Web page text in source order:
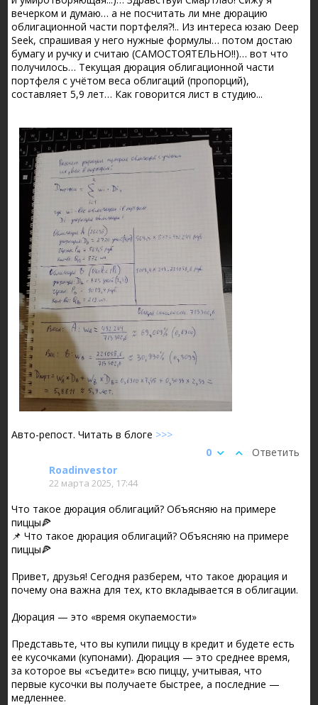
вечерком и думаю… а не посчитать ли мне дюрацию
облигационной части портфеля?!.. Из интереса юзаю Deep
Seek, спрашивая у него нужные формулы… потом достаю
бумагу и ручку и считаю (САМОСТОЯТЕЛЬНО!!)… вот что
получилось… Текущая дюрация облигационной части
портфеля с учётом веса облигаций (пропорций),
составляет 5,9 лет… Как говорится лист в студию...
Авто-репост. Читать в блоге >>>
Ответить
0
Roadinvestor
22 марта 2025, 17:44
Что такое дюрация облигаций? Объясняю на примере
пиццы🍕
📌 Что такое дюрация облигаций? Объясняю на примере
пиццы🍕
Привет, друзья! Сегодня разберем, что такое дюрация и
почему она важна для тех, кто вкладывается в облигации.
Дюрация — это «время окупаемости»
Представьте, что вы купили пиццу в кредит и будете есть
ее кусочками (купонами). Дюрация — это среднее время,
за которое вы «съедите» всю пиццу, учитывая, что
первые кусочки вы получаете быстрее, а последние —
медленнее.